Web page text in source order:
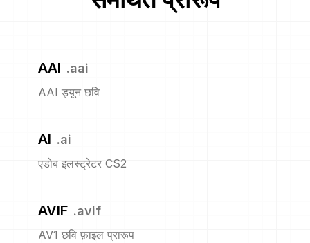
AAI .aai
AAI ड्यून छवि
AI .ai
एडोब इलस्ट्रेटर CS2
AVIF .avif
AV1 छवि फ़ाइल प्रारूप